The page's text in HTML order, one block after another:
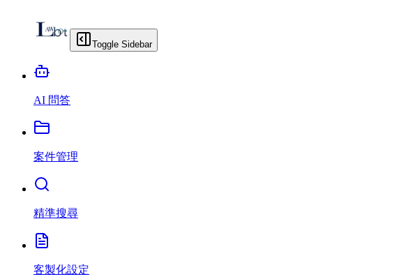
Toggle Sidebar
AI 問答
案件管理
精準搜尋
客製化設定